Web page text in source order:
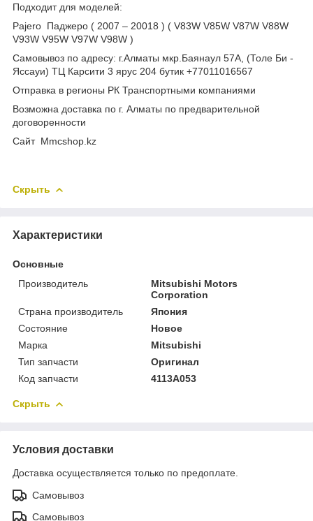
Подходит для моделей:
Pajero Паджеро ( 2007 – 20018 ) ( V83W V85W V87W V88W
V93W V95W V97W V98W )
Самовывоз по адресу: г.Алматы мкр.Баянаул 57А, (Толе Би -
Яссауи) ТЦ Карсити 3 ярус 204 бутик +77011016567
Отправка в регионы РК Транспортными компаниями
Возможна доставка по г. Алматы по предварительной
договоренности
Cайт Mmcshop.kz
Скрыть
Характеристики
Основные
Производитель
Mitsubishi Motors
Corporation
Страна производитель
Япония
Состояние
Новое
Марка
Mitsubishi
Тип запчасти
Оригинал
Код запчасти
4113А053
Скрыть
Условия доставки
Доставка осуществляется только по предоплате.
Самовывоз
Самовывоз